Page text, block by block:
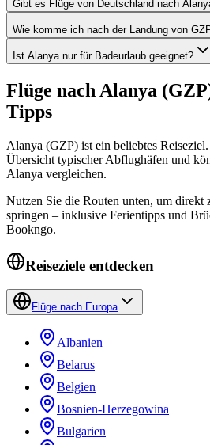
Gibt es Flüge von Deutschland nach
Wie komme ich nach der Landung von
Ist Alanya nur für Badeurlaub geeignet?
Flüge nach Alanya
Tipps
Alanya (GZP) ist ein beliebtes
Übersicht typischer Abflughäfen und
Alanya vergleichen.
Nutzen Sie die Routen unten, um direkt
springen – inklusive Ferientipps und
Bookngo.
Reiseziele entdecken
Flüge nach Europa
Albanien
Belarus
Belgien
Bosnien-Herzegowina
Bulgarien